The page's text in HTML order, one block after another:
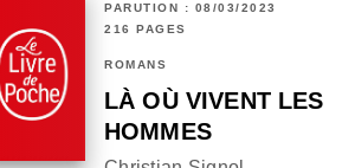
PARUTION : 08/03/2023
216 PAGES
ROMANS
LÀ OÙ VIVENT LES
HOMMES